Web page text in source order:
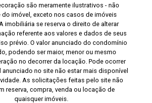
são meramente ilustrativos - não
do imóvel, exceto nos casos de imóveis
imobiliária se reserva o direito de alterar
referente aos valores e dados de seus
prévio. O valor anunciado do condomínio
podendo ser maior, menor ou mesmo
no decorrer da locação. Pode ocorrer
anunciado no site não estar mais disponível
As solicitações feitas pelo site não
reserva, compra, venda ou locação de
quaisquer imóveis.